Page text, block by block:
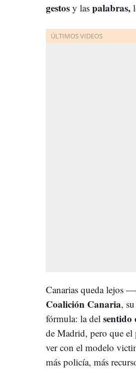
gestos y las palabras,
Canarias queda lejos
Coalición Canaria,
fórmula: la del sentido
de Madrid, pero que el
ver con el modelo
más policía, más